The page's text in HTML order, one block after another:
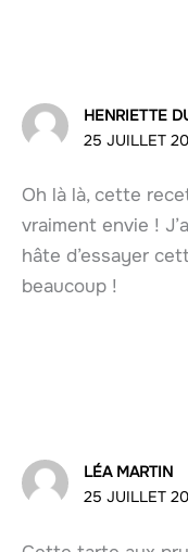
HENRIETTE
25 JUILLET
Oh là là, cette
vraiment envie !
hâte d’essayer
beaucoup !
LÉA MARTIN
25 JUILLET